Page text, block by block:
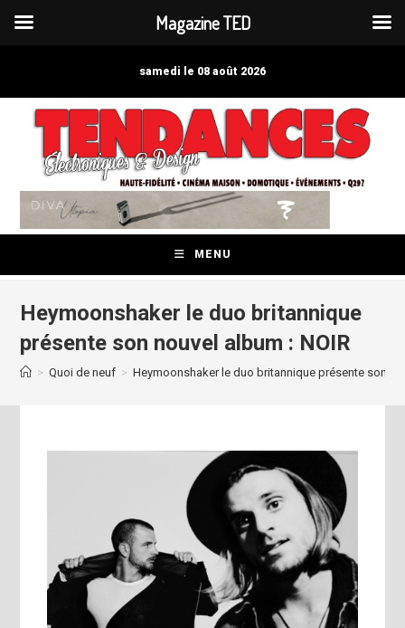
samedi le 08 août 2026
MENU
Heymoonshaker le duo britannique
présente son nouvel album : NOIR
> Quoi de neuf > Heymoonshaker le duo britannique présente son
Magazine TED